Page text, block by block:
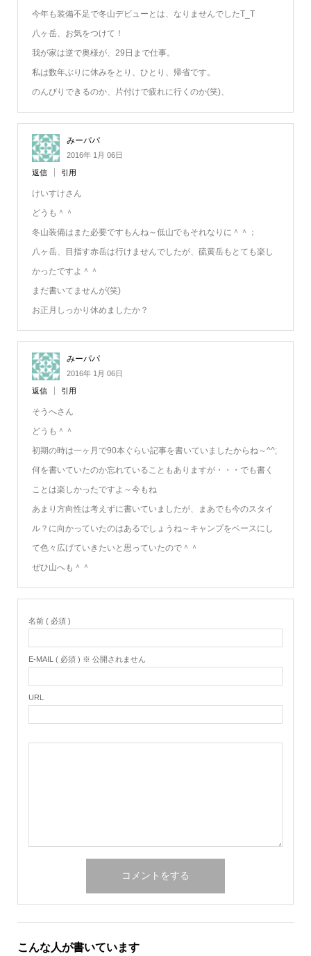
今年も装備不足で冬山デビューとは、なりませんでしたT_T
八ヶ岳、お気をつけて！
我が家は逆で奥様が、29日まで仕事。
私は数年ぶりに休みをとり、ひとり、帰省です。
のんびりできるのか、片付けで疲れに行くのか(笑)、
みーパパ
2016年 1月 06日
返信 引用
けいすけさん
どうも＾＾
冬山装備はまた必要ですもんね～低山でもそれなりに＾＾；
八ヶ岳、目指す赤岳は行けませんでしたが、硫黄岳もとても楽し
かったですよ＾＾
まだ書いてませんが(笑)
お正月しっかり休めましたか？
みーパパ
2016年 1月 06日
返信 引用
そうへさん
どうも＾＾
初期の時は一ヶ月で90本ぐらい記事を書いていましたからね～^^;
何を書いていたのか忘れていることもありますが・・・でも書く
ことは楽しかったですよ～今もね
あまり方向性は考えずに書いていましたが、まあでも今のスタイ
ル？に向かっていたのはあるでしょうね～キャンプをベースにし
て色々広げていきたいと思っていたので＾＾
ぜひ山へも＾＾
名前 ( 必須 )
E-MAIL ( 必須 ) ※ 公開されません
URL
こんな人が書いています